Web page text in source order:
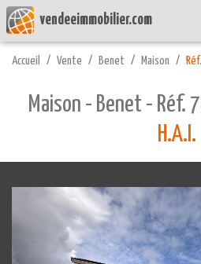
vendeeimmobilier.com
Accueil Vente Benet Maison
Maison - Benet - Réf.
H.A.I.